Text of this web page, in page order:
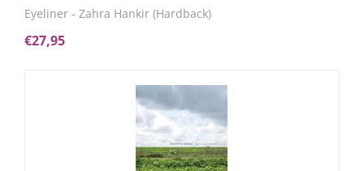
Eyeliner - Zahra Hankir (Hardback)
€27,95